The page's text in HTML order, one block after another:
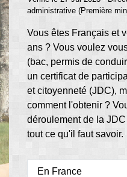
administrative (Première
Vous êtes Français et
ans ? Vous voulez
(bac, permis de
un certificat de
et citoyenneté (JDC),
comment l'obtenir ?
déroulement de la
tout ce qu'il faut savoir.
En France